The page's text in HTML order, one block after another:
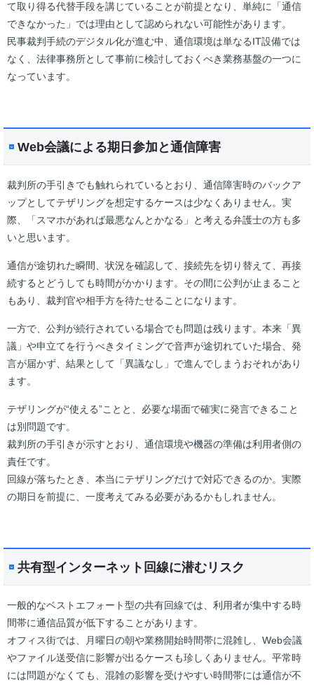
て取り得る代替手段を講じていることが前提となり、単純に「通信
できなかった」では理由として認められない可能性があります。
民事裁判手続のデジタル化が進む中、通信環境は単なるIT設備では
なく、法律事務所として事前に検討しておくべき業務基盤の一つに
なっています。
Web会議による期日参加と通信障害
裁判所の手引きでも触れられているとおり、通信障害時のバックア
ップとしてテザリングを想定するケースは少なくありません。実
際、「スマホがあれば最悪なんとかなる」と考える弁護士の方も多
いと思います。
通信が途切れた瞬間、状況を確認して、接続先を切り替えて、再接
続するとどうしても時間がかかります。その間に公判が止まること
もあり、裁判官や相手方を待たせることになります。
一方で、公判が続行されている場合でも問題は残ります。本来「異
議」や申立てを行うべきタイミングで音声が途切れていた場合、発
言が届かず、結果として「異議なし」で進んでしまうおそれがあり
ます。
テザリングが“使える”ことと、必要な場面で確実に発言できること
は別問題です。
裁判所の手引きが示すとおり、通信環境や機器の準備は利用者側の
責任です。
回線が落ちたとき、本当にテザリングだけで対応できるのか。実際
の期日を前提に、一度考えてみる必要があるかもしれません。
共有型インターネット回線に潜むリスク
一般的なベストエフォート型の共有回線では、利用者が集中する時
間帯に通信品質が低下することがあります。
オフィス街では、月曜日の朝や業務開始時間帯に混雑し、Web会議
やファイル送受信に影響が出るケースも珍しくありません。平常時
には問題がなくても、混雑の影響を受けやすい時間帯には通信が不